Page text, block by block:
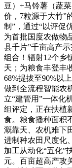
豆）+马铃薯（蔬
价，7粒源于大竹”
制”，通过“以评促
为首批国度农做物
县千片”千亩高产
组合！辐射12个乡
天；为粮食丰登丰
68%提拔至90%以
做到全流程智能农
立“建管用”一体化
组评定，正在扶植
食。粮食播种面积
溉靠天、农机难下
进制种农田尺度化
加工从动化“五化”
元。百亩超高产攻